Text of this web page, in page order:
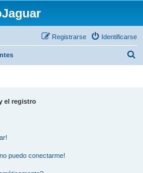
Identificarse
Registrarse
el registro
puedo conectarme!